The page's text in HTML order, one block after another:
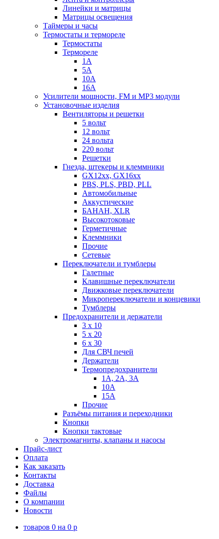
Линейки и матрицы
Матрицы освещения
Таймеры и часы
Термостаты и термореле
Термостаты
Термореле
1А
5А
10А
16А
Усилители мощности, FM и MP3 модули
Установочные изделия
Вентиляторы и решетки
5 вольт
12 вольт
24 вольта
220 вольт
Решетки
Гнезда, штекеры и клеммники
GX12xx, GX16xx
PBS, PLS, PBD, PLL
Автомобильные
Аккустические
БАНАН, XLR
Высокотоковые
Герметичные
Клеммники
Прочие
Сетевые
Переключатели и тумблеры
Галетные
Клавишные переключатели
Движковые переключатели
Микропереключатели и концевики
Тумблеры
Предохранители и держатели
3 х 10
5 х 20
6 х 30
Для СВЧ печей
Держатели
Термопредохранители
1А, 2А, 3А
10А
15А
Прочие
Разъёмы питания и переходники
Кнопки
Кнопки тактовые
Электромагниты, клапаны и насосы
Прайс-лист
Оплата
Как заказать
Контакты
Доставка
Файлы
О компании
Новости
товаров 0 на 0 p